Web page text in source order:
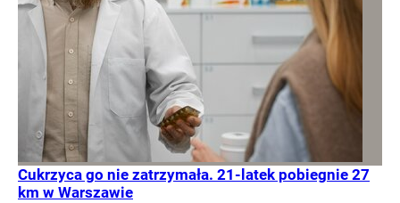
Cukrzyca go nie zatrzymała. 21-latek pobiegnie 27
km w Warszawie